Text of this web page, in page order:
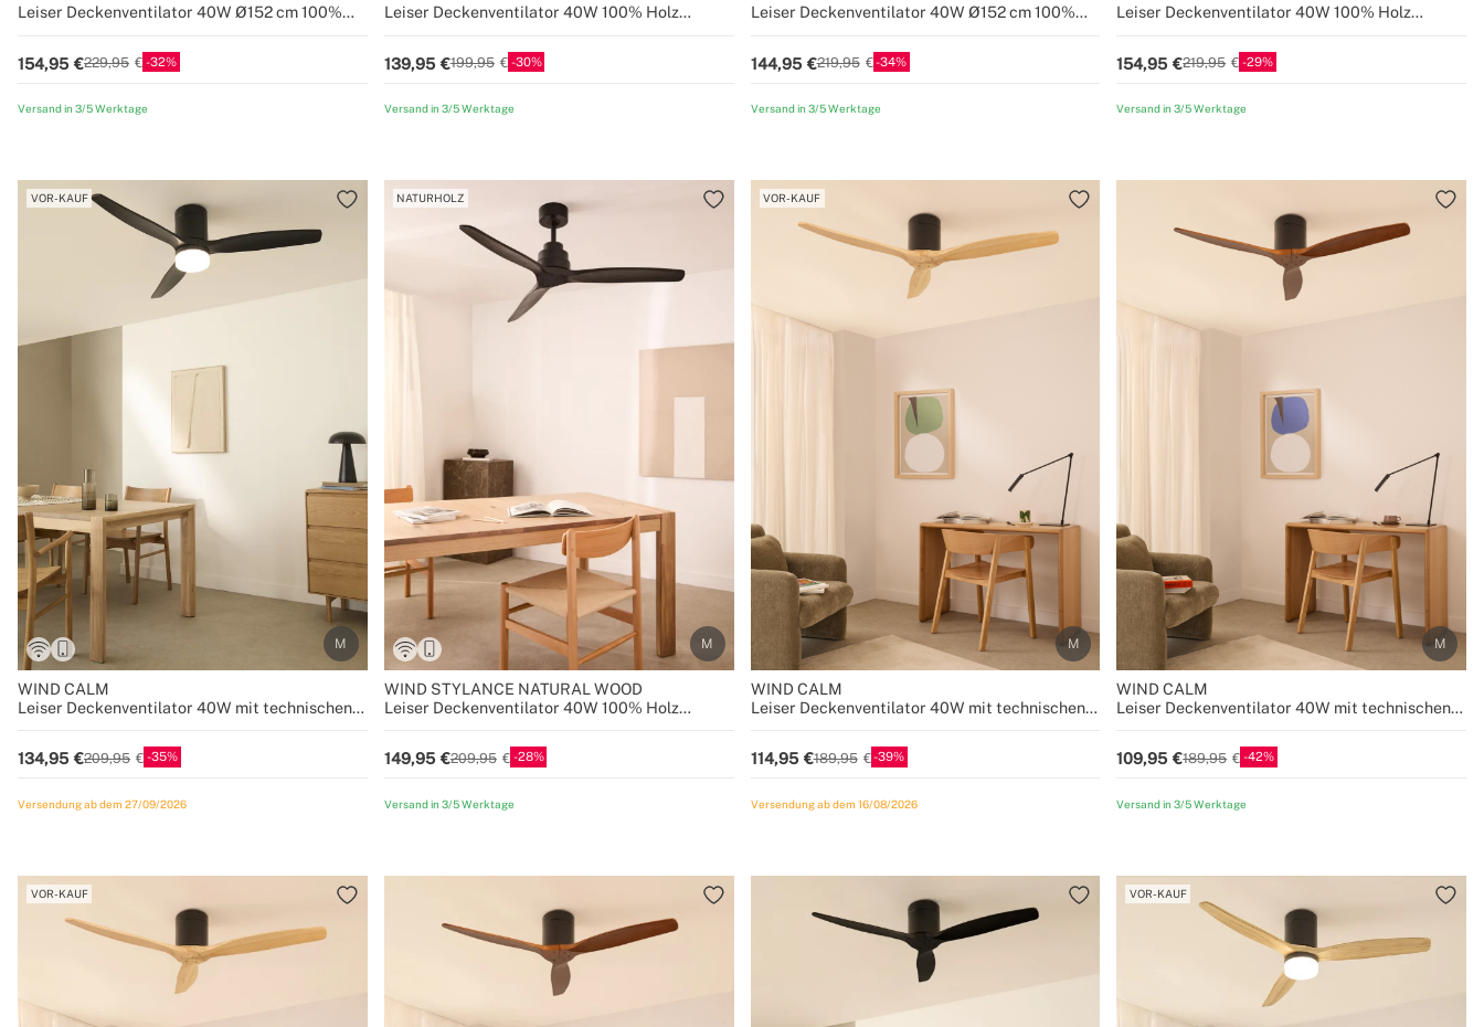
Leiser Deckenventilator 40W Ø152 cm 100%
154,95
229,95 32
Versand in 3/5 Werktage
Leiser Deckenventilator 40W 100% Holz
139,95
199,95 30
Versand in 3/5 Werktage
Leiser Deckenventilator 40W Ø152 cm 100%
144,95
219,95 34
Versand in 3/5 Werktage
Leiser Deckenventilator 40W 100% Holz
154,95
219,95 29
Versand in 3/5 Werktage
VOR-KAUF
WIND CALM
Leiser Deckenventilator 40W mit technischen
134,95
209,95 35
Versendung ab dem 27/09/2026
NATURHOLZ
WIND STYLANCE NATURAL WOOD
Leiser Deckenventilator 40W 100% Holz
149,95
209,95 28
Versand in 3/5 Werktage
VOR-KAUF
WIND CALM
Leiser Deckenventilator 40W mit technischen
114,95
189,95 39
Versendung ab dem 16/08/2026
WIND CALM
Leiser Deckenventilator 40W mit technischen
109,95
189,95 42
Versand in 3/5 Werktage
VOR-KAUF VOR-KAUF